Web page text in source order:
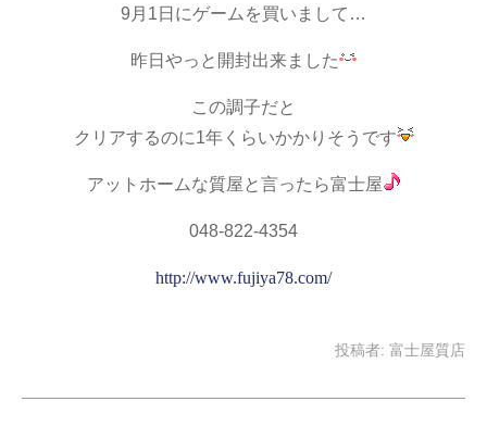
9月1日にゲームを買いまして…
昨日やっと開封出来ました
この調子だと
クリアするのに1年くらいかかりそうです
アットホームな質屋と言ったら富士屋
048-822-4354
http://www.fujiya78.com/
投稿者: 富士屋質店